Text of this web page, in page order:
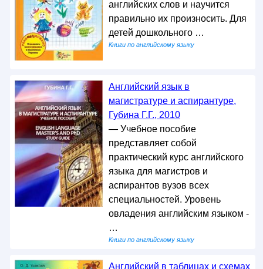
английских слов и научится
правильно их произносить. Для
детей дошкольного …
Книги по английскому языку
Английский язык в
магистратуре и аспирантуре,
Губина Г.Г., 2010
— Учебное пособие
представляет собой
практический курс английского
языка для магистров и
аспирантов вузов всех
специальностей. Уровень
овладения английским языком -
…
Книги по английскому языку
Английский в таблицах и схемах